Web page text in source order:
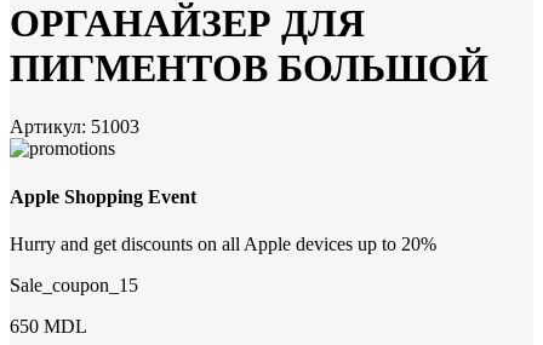
ОРГАНАЙЗЕР ДЛЯ
ПИГМЕНТОВ БОЛЬШОЙ
Артикул: 51003
Apple Shopping Event
Hurry and get discounts on all Apple devices up to 20%
Sale_coupon_15
650 MDL